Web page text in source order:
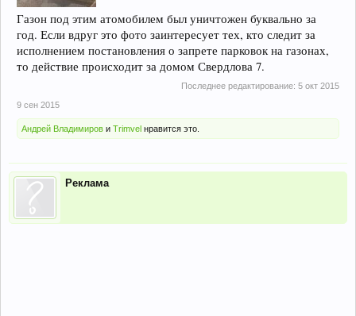
Газон под этим атомобилем был уничтожен буквально за
год. Если вдруг это фото заинтересует тех, кто следит за
исполнением постановления о запрете парковок на газонах,
то действие происходит за домом Свердлова 7.
Последнее редактирование: 5 окт 2015
9 сен 2015
Андрей Владимиров и Trimvel нравится это.
Реклама